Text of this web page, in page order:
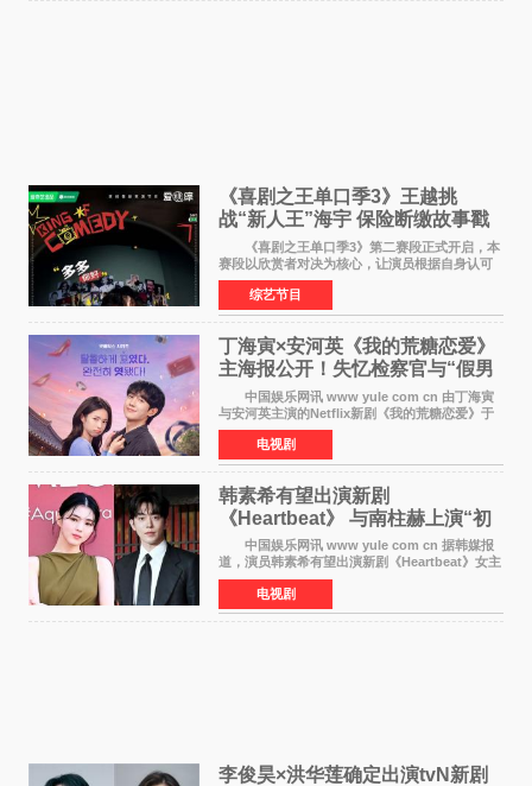
《喜剧之王单口季3》王越挑
战“新人王”海宇 保险断缴故事戳
中生活痛点
《喜剧之王单口季3》第二赛段正式开启，本
赛段以欣赏者对决为核心，让演员根据自身认可
选择对手，在作品碰撞中完成一次喜剧创作者之
间的交流。这里有实力相当的正面对抗，也有老
朋友、老对手之
综艺节目
丁海寅×安河英《我的荒糖恋爱》
主海报公开！失忆检察官与“假男
友”同居罗曼史来
中国娱乐网讯 www yule com cn 由丁海寅
与安河英主演的Netflix新剧《我的荒糖恋爱》于
近日公开主海报，正式进入开播倒计时。 海
报中，两人并肩站在充满怀旧气息的九津麦芽村
街道上，丁
电视剧
韩素希有望出演新剧
《Heartbeat》 与南柱赫上演“初
恋归来”奇幻罗曼史
中国娱乐网讯 www yule com cn 据韩媒报
道，演员韩素希有望出演新剧《Heartbeat》女主
角，与南柱赫合作，引发高度关注。 韩素希
在剧中饰演能够看到过去的女人洪莎朗一角，因
初恋的意外
电视剧
李俊昊×洪华莲确定出演tvN新剧